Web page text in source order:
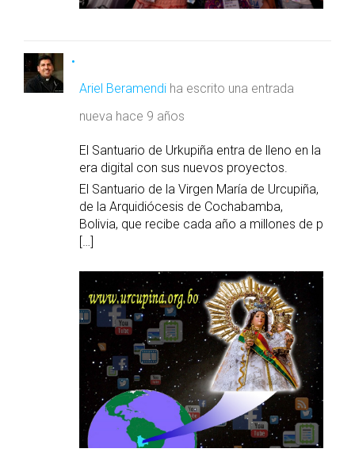
Ariel Beramendi ha escrito una entrada
nueva hace 9 años
El Santuario de Urkupiña entra de lleno en la
era digital con sus nuevos proyectos.
El Santuario de la Virgen María de Urcupiña,
de la Arquidiócesis de Cochabamba,
Bolivia, que recibe cada año a millones de p
[…]